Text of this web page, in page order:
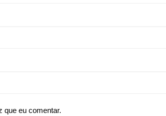
que eu comentar.